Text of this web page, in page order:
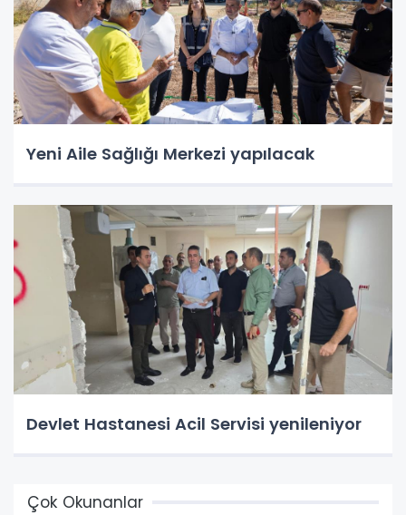
Yeni Aile Sağlığı Merkezi yapılacak
Devlet Hastanesi Acil Servisi yenileniyor
Çok Okunanlar